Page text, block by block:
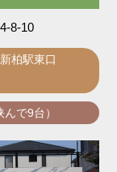
8-10
柏駅東口
で9台）